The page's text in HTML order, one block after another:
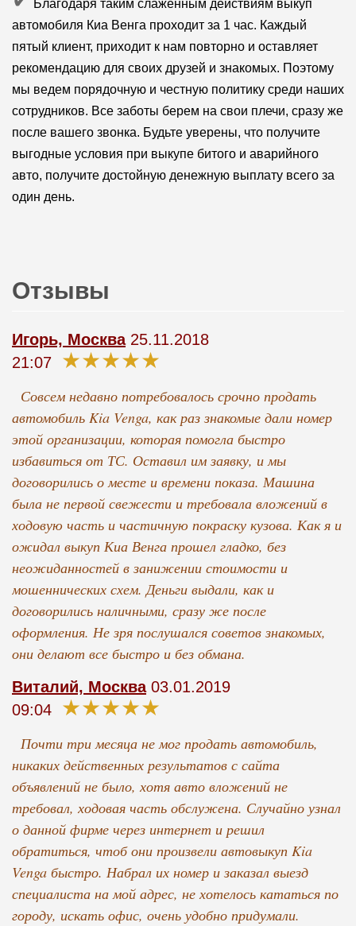
Благодаря таким слаженным действиям выкуп
автомобиля Киа Венга проходит за 1 час. Каждый
пятый клиент, приходит к нам повторно и оставляет
рекомендацию для своих друзей и знакомых. Поэтому
мы ведем порядочную и честную политику среди наших
сотрудников. Все заботы берем на свои плечи, сразу же
после вашего звонка. Будьте уверены, что получите
выгодные условия при выкупе битого и аварийного
авто, получите достойную денежную выплату всего за
один день.
Отзывы
Игорь, Москва25.11.2018
21:07 ★★★★★
Совсем недавно потребовалось срочно продать
автомобиль Kia Venga, как раз знакомые дали номер
этой организации, которая помогла быстро
избавиться от ТС. Оставил им заявку, и мы
договорились о месте и времени показа. Машина
была не первой свежести и требовала вложений в
ходовую часть и частичную покраску кузова. Как я и
ожидал выкуп Киа Венга прошел гладко, без
неожиданностей в занижении стоимости и
мошеннических схем. Деньги выдали, как и
договорились наличными, сразу же после
оформления. Не зря послушался советов знакомых,
они делают все быстро и без обмана.
Виталий, Москва03.01.2019
09:04 ★★★★★
Почти три месяца не мог продать автомобиль,
никаких действенных результатов с сайта
объявлений не было, хотя авто вложений не
требовал, ходовая часть обслужена. Случайно узнал
о данной фирме через интернет и решил
обратиться, чтоб они произвели автовыкуп Kia
Venga быстро. Набрал их номер и заказал выезд
специалиста на мой адрес, не хотелось кататься по
городу, искать офис, очень удобно придумали.